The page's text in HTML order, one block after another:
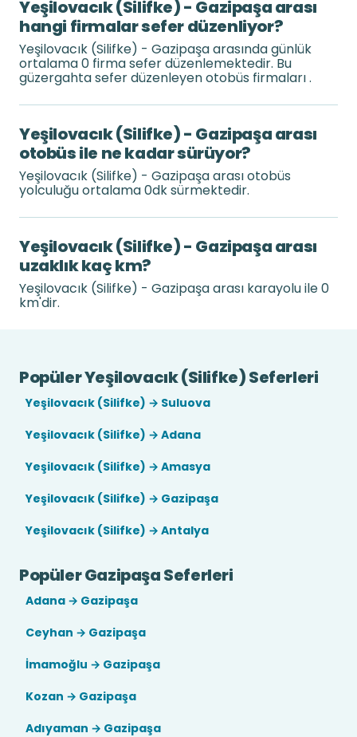
Yeşilovacık (Silifke) - Gazipaşa arası
hangi firmalar sefer düzenliyor?
Yeşilovacık (Silifke) - Gazipaşa arasında günlük
ortalama 0 firma sefer düzenlemektedir. Bu
güzergahta sefer düzenleyen otobüs firmaları .
Yeşilovacık (Silifke) - Gazipaşa arası
otobüs ile ne kadar sürüyor?
Yeşilovacık (Silifke) - Gazipaşa arası otobüs
yolculuğu ortalama 0dk sürmektedir.
Yeşilovacık (Silifke) - Gazipaşa arası
uzaklık kaç km?
Yeşilovacık (Silifke) - Gazipaşa arası karayolu ile 0
km'dir.
Popüler Yeşilovacık (Silifke) Seferleri
Yeşilovacık (Silifke) → Suluova
Yeşilovacık (Silifke) → Adana
Yeşilovacık (Silifke) → Amasya
Yeşilovacık (Silifke) → Gazipaşa
Yeşilovacık (Silifke) → Antalya
Popüler Gazipaşa Seferleri
Adana → Gazipaşa
Ceyhan → Gazipaşa
İmamoğlu → Gazipaşa
Kozan → Gazipaşa
Adıyaman → Gazipaşa